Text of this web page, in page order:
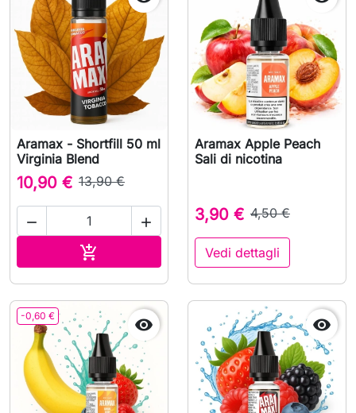
Aramax - Shortfill 50 ml
Virginia Blend
10,90 € 13,90 €
 
 Aggiungi al carrello
Aramax Apple Peach
Sali di nicotina
3,90 € 4,50 €
Vedi dettagli
-0,60 €  